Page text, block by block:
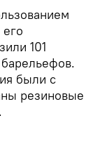
101
были с
резиновые